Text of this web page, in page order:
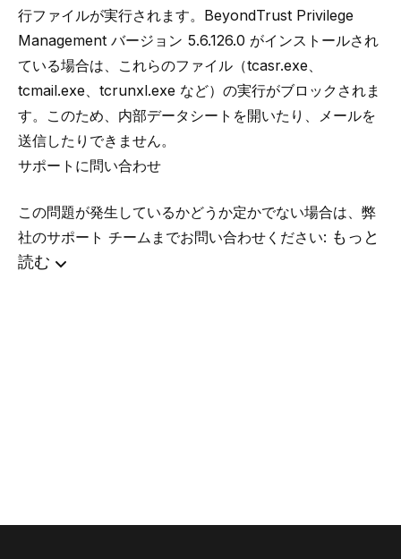
行ファイルが実行されます。BeyondTrust Privilege
Management バージョン 5.6.126.0 がインストールされ
ている場合は、これらのファイル（tcasr.exe、
tcmail.exe、tcrunxl.exe など）の実行がブロックされま
す。このため、内部データシートを開いたり、メールを
送信したりできません。
サポートに問い合わせ
この問題が発生しているかどうか定かでない場合は、弊
社のサポート チームまでお問い合わせください: もっと
読む